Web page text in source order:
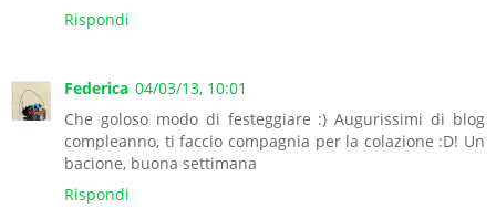
Rispondi
Federica 04/03/13, 10:01
Che goloso modo di festeggiare :) Augurissimi di blog
compleanno, ti faccio compagnia per la colazione :D! Un
bacione, buona settimana
Rispondi